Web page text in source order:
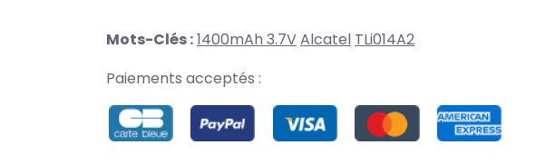
Mots-Clés :1400mAh 3.7VAlcatel TLi014A2
Paiements acceptés :